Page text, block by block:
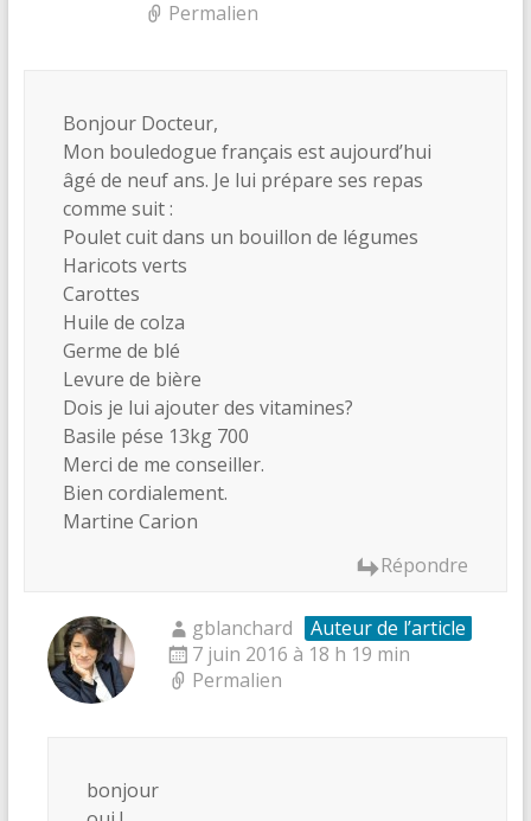
Permalien
Bonjour Docteur,
Mon bouledogue français est aujourd’hui
âgé de neuf ans. Je lui prépare ses repas
comme suit :
Poulet cuit dans un bouillon de légumes
Haricots verts
Carottes
Huile de colza
Germe de blé
Levure de bière
Dois je lui ajouter des vitamines?
Basile pése 13kg 700
Merci de me conseiller.
Bien cordialement.
Martine Carion
Répondre
gblanchard
Auteur de l’article
7 juin 2016 à 18 h 19 min
Permalien
bonjour